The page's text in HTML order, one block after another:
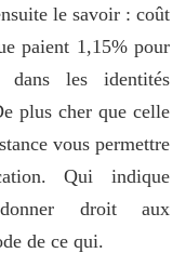
le savoir : coût
paient 1,15% pour
dans les identités
plus cher que celle
vous permettre
Qui indique
droit aux
de ce qui.